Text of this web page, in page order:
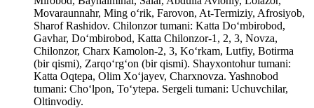
Movaraunnahr, Ming o‘rik, Farovon, At-Termiziy, Afrosiyob,
Sharof Rashidov. Chilonzor tumani: Katta Do‘mbirobod,
Gavhar, Do‘mbirobod, Katta Chilonzor-1, 2, 3, Novza,
Chilonzor, Charx Kamolon-2, 3, Ko‘rkam, Lutfiy, Botirma
(bir qismi), Zarqo‘rg‘on (bir qismi). Shayxontohur tumani:
Katta Oqtepa, Olim Xo‘jayev, Charxnovza. Yashnobod
tumani: Cho‘lpon, To‘ytepa. Sergeli tumani: Uchuvchilar,
Oltinvodiy.